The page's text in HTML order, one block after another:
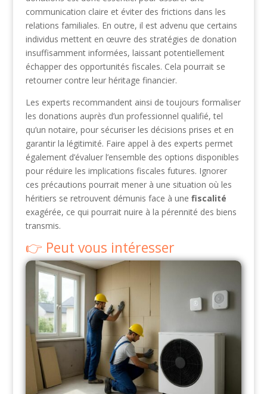
communication claire et éviter des frictions dans les
relations familiales. En outre, il est advenu que certains
individus mettent en œuvre des stratégies de donation
insuffisamment informées, laissant potentiellement
échapper des opportunités fiscales. Cela pourrait se
retourner contre leur héritage financier.
Les experts recommandent ainsi de toujours formaliser
les donations auprès d’un professionnel qualifié, tel
qu’un notaire, pour sécuriser les décisions prises et en
garantir la légitimité. Faire appel à des experts permet
également d’évaluer l’ensemble des options disponibles
pour réduire les implications fiscales futures. Ignorer
ces précautions pourrait mener à une situation où les
héritiers se retrouvent démunis face à une fiscalité
exagérée, ce qui pourrait nuire à la pérennité des biens
transmis.
Peut vous intéresser